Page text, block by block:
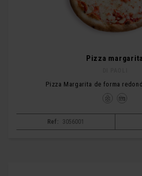
Pizza margarita
Pizza Margarita de forma
Ref: 3056001